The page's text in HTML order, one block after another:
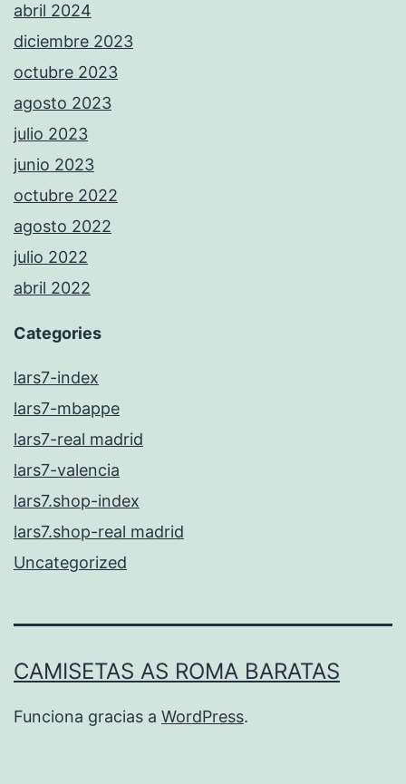
abril 2024
diciembre 2023
octubre 2023
agosto 2023
julio 2023
junio 2023
octubre 2022
agosto 2022
julio 2022
abril 2022
Categories
lars7-index
lars7-mbappe
lars7-real madrid
lars7-valencia
lars7.shop-index
lars7.shop-real madrid
Uncategorized
CAMISETAS AS ROMA BARATAS
Funciona gracias a WordPress.